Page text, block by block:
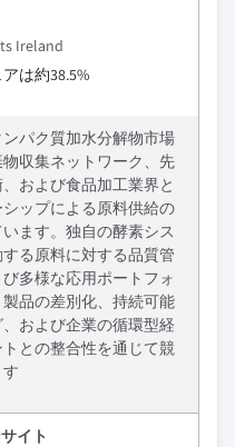
Ireland
は約38.5%
パク質加水分解物市場
収集ネットワーク、先
および食品加工業界と
ップによる原料供給の
ます。独自の酵素シス
る原料に対する品質管
多様な応用ポートフォ
品の差別化、持続可能
および企業の循環型経
との整合性を通じて競
イト